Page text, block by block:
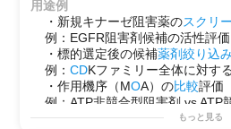
外部ラボとして短期利用するケー
・分析装置の開発・評価フェー
環境を一時的に確保したいスタ
企業が、プロジェクト期間中の
・ 蛍光顕微鏡 や専用解析装置を
創薬・医療機器評価に向けた細
に活用するケース。
・微生物・組換え体を扱う実験
可能
・ターゲッ
グ、IC₅₀算
・KRAS/
ナーゼも豊
・試験方法
・試験計
用途例
・新規キナーゼ阻害薬のスクリ
例：EGFR阻害剤候補の活性評価
・標的選定後の候補薬剤絞り込み
例：CDKファミリー全体に対す
・作用機序（MOA）の比較評価
例：ATP非競合型阻害剤 vs ATP
もっと見る